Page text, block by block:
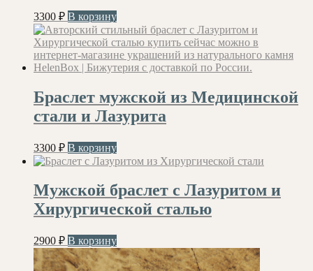
3300 ₽ В корзину
Браслет мужской из Медицинской
стали и Лазурита
3300 ₽ В корзину
Мужской браслет с Лазуритом и
Хирургической сталью
2900 ₽ В корзину